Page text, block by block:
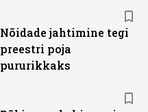
Nõidade jahtimine tegi
preestri poja
pururikkaks